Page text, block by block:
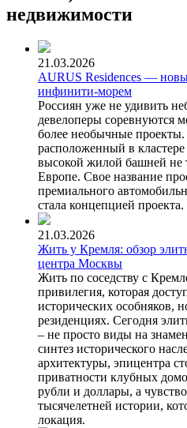
недвижимости
21.03.2026
AURUS Residences —
инфинити-морем
Россиян уже не удивить
девелоперы соревнуются
более необычные
расположенный в
высокой жилой башней не
Европе. Свое название
премиального
стала концепцией проекта.
21.03.2026
Жить у Кремля: обзор
центра Москвы
Жить по соседству с
привилегия, которая
исторических особняков,
резиденциях. Сегодня
– не просто виды на
синтез исторического
архитектуры, эпицентра
приватности клубных
рубли и доллары, а
тысячелетней истории,
локация.